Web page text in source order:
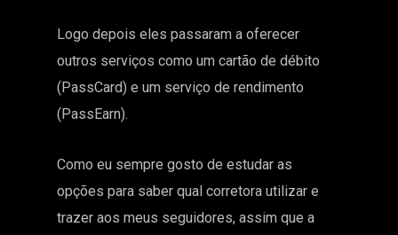
Logo depois eles passaram a oferecer
outros serviços como um cartão de débito
(PassCard) e um serviço de rendimento
(PassEarn).
Como eu sempre gosto de estudar as
opções para saber qual corretora utilizar e
trazer aos meus seguidores, assim que a